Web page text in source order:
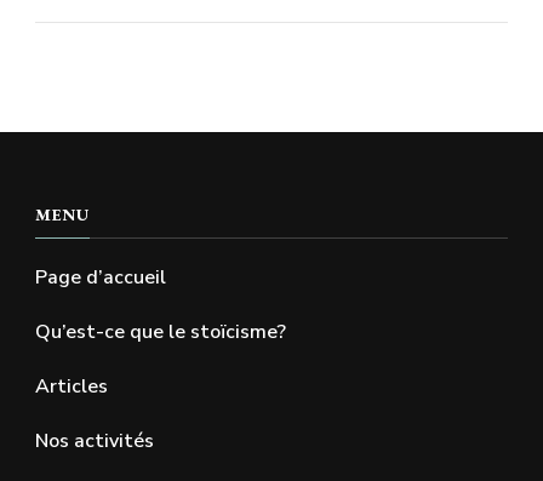
MENU
Page d’accueil
Qu’est-ce que le stoïcisme?
Articles
Nos activités